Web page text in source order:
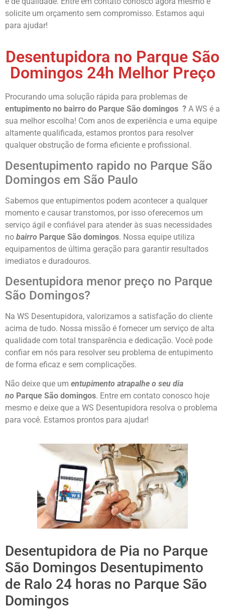
solicite um orçamento sem compromisso. Estamos aqui
para ajudar!
Desentupidora no Parque São
Domingos 24h Melhor Preço
Procurando uma solução rápida para problemas de
entupimento no bairro do Parque São domingos ? A WS é a
sua melhor escolha! Com anos de experiência e uma equipe
altamente qualificada, estamos prontos para resolver
qualquer obstrução de forma eficiente e profissional.
Desentupimento rapido no Parque São
Domingos em São Paulo
Sabemos que entupimentos podem acontecer a qualquer
momento e causar transtornos, por isso oferecemos um
serviço ágil e confiável para atender às suas necessidades
no bairro Parque São domingos. Nossa equipe utiliza
equipamentos de última geração para garantir resultados
imediatos e duradouros.
Desentupidora menor preço no Parque
São Domingos?
Na WS Desentupidora, valorizamos a satisfação do cliente
acima de tudo. Nossa missão é fornecer um serviço de alta
qualidade com total transparência e dedicação. Você pode
confiar em nós para resolver seu problema de entupimento
de forma eficaz e sem complicações.
Não deixe que um entupimento atrapalhe o seu dia
no Parque São domingos. Entre em contato conosco hoje
mesmo e deixe que a WS Desentupidora resolva o problema
para você. Estamos prontos para ajudar!
Desentupidora de Pia no Parque
São Domingos Desentupimento
de Ralo 24 horas no Parque São
Domingos